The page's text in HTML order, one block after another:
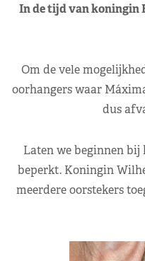
In de tijd van koningin
Om de vele
oorhangers waar
dus
Laten we beginnen bij
beperkt. Koningin
meerdere oorstekers